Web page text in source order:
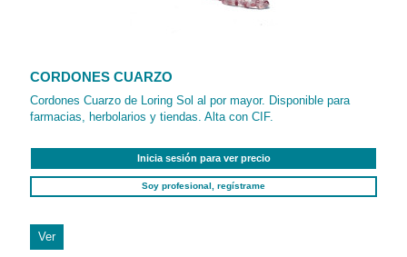
CORDONES CUARZO
Cordones Cuarzo de Loring Sol al por mayor. Disponible para
farmacias, herbolarios y tiendas. Alta con CIF.
Inicia sesión para ver precio
Soy profesional, regístrame
Ver